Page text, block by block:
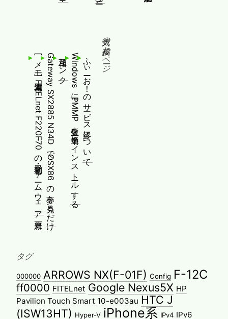
人気の投稿とページ
ふぃーお！のサービス終了について
WindowsにPMMP派生を簡単にインストールする
相互リンク
Gateway SX2885 N34DでOSX86の夢を見るだけ
[メモ]古河電工 FITELnet F220・F70の初期化・ファームウェア更新
タグ
000000 ARROWS NX(F-01F) Config F-12C
ff0000 FITELnet Google Nexus5X HP
Pavilion Touch Smart 10-e003au HTC J
(ISW13HT) Hyper-V iPhone系 IPv4 IPv6